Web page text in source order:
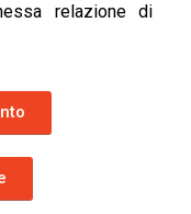
relazione di